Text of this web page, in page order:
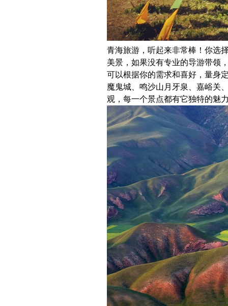
青海旅游，听起来非常棒！你选
美景，如果没有专业的导游带领
可以根据你的需求和喜好，量身
魔鬼城、鸣沙山月牙泉、嘉峪关
观，每一个景点都有它独特的魅